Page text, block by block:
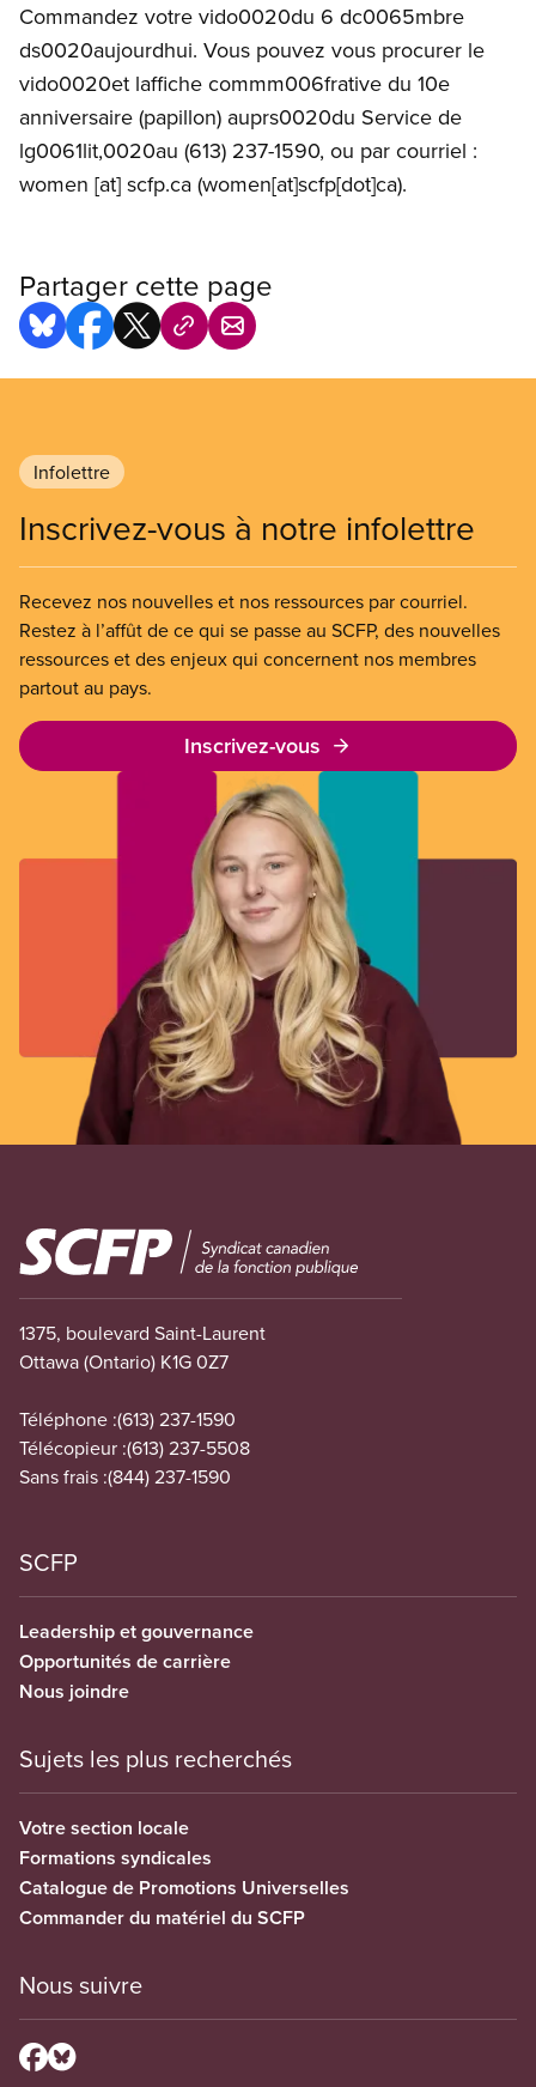
Commandez votre vido0020du 6 dc0065mbre
ds0020aujourdhui. Vous pouvez vous procurer le
vido0020et laffiche commm006frative du 10e
anniversaire (papillon) auprs0020du Service de
lg0061lit,0020au (613) 237-1590, ou par courriel :
women [at] scfp.ca (women[at]scfp[dot]ca).
Partager cette page
Infolettre
Inscrivez-vous à notre infolettre
Recevez nos nouvelles et nos ressources par courriel.
Restez à l’affût de ce qui se passe au SCFP, des nouvelles
ressources et des enjeux qui concernent nos membres
partout au pays.
Inscrivez-vous
Image
1375, boulevard Saint-Laurent
Ottawa (Ontario) K1G 0Z7
Téléphone :(613) 237-1590
Télécopieur :(613) 237-5508
Sans frais :(844) 237-1590
SCFP
Leadership et gouvernance
Opportunités de carrière
Nous joindre
Sujets les plus recherchés
Votre section locale
Formations syndicales
Catalogue de Promotions Universelles
Commander du matériel du SCFP
Nous suivre